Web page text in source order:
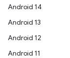
Android 14
Android 13
Android 12
Android 11